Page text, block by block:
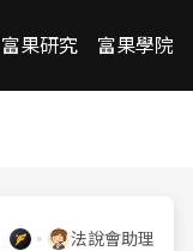
富果研究 富果學院
法說會助理